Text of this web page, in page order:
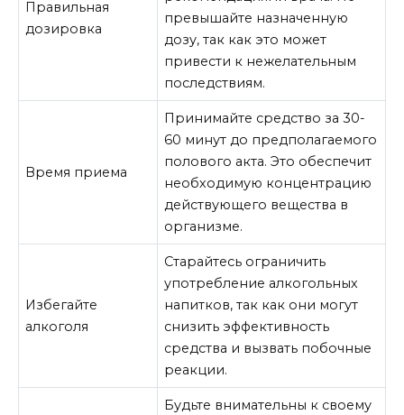
Правильная
дозировка
превышайте назначенную
дозу, так как это может
привести к нежелательным
последствиям.
Время приема
Принимайте средство за 30-
60 минут до предполагаемого
полового акта. Это обеспечит
необходимую концентрацию
действующего вещества в
организме.
Избегайте
алкоголя
Старайтесь ограничить
употребление алкогольных
напитков, так как они могут
снизить эффективность
средства и вызвать побочные
реакции.
Будьте внимательны к своему